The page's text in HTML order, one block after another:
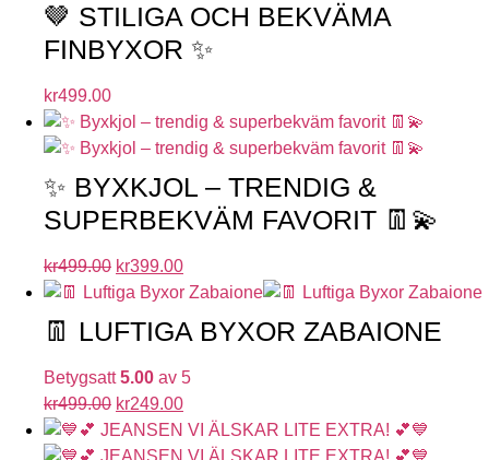
🤎 STILIGA OCH BEKVÄMA
FINBYXOR ✨
kr499.00
✨ BYXKJOL – TRENDIG &
SUPERBEKVÄM FAVORIT 👖💫
kr499.00 kr399.00
👖 LUFTIGA BYXOR ZABAIONE
Betygsatt5.00 av 5
kr499.00 kr249.00